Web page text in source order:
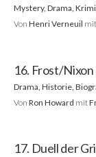
Mystery, Drama,
Von Henri Verneuil mit
16. Frost/Nixon
Drama, Historie,
Von Ron Howard mit
17. Duell der